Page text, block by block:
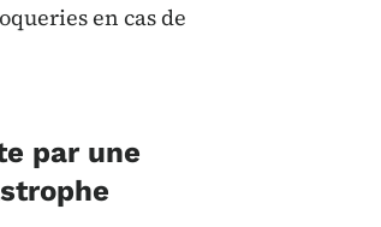
en cas de
par une